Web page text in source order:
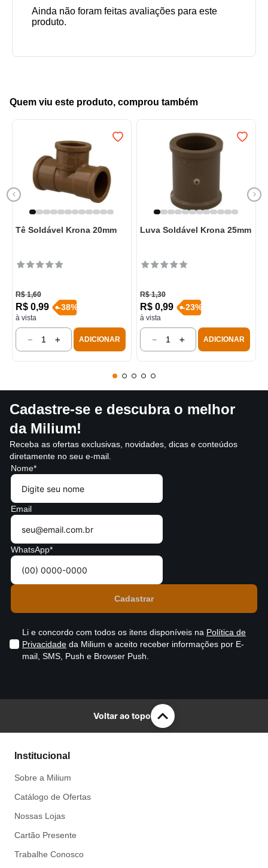
Quem viu este produto, comprou também
Tê Soldável Krona 20mm
R$ 1,60
R$ 0,99
à vista
-38%
＋
－ ADICIONAR
Luva Soldável Krona 25mm
R$ 1,30
R$ 0,99
à vista
-23%
＋
－ ADICIONAR
Cadastre-se e descubra o melhor
da Milium!
Receba as ofertas exclusivas, novidades, dicas e conteúdos
diretamente no seu e-mail.
Nome*
Email
WhatsApp*
Li e concordo com todos os itens disponíveis na Política de
Privacidade da Milium e aceito receber informações por E-
mail, SMS, Push e Browser Push.
Voltar ao topo
Institucional
Sobre a Milium
Catálogo de Ofertas
Nossas Lojas
Cartão Presente
Trabalhe Conosco